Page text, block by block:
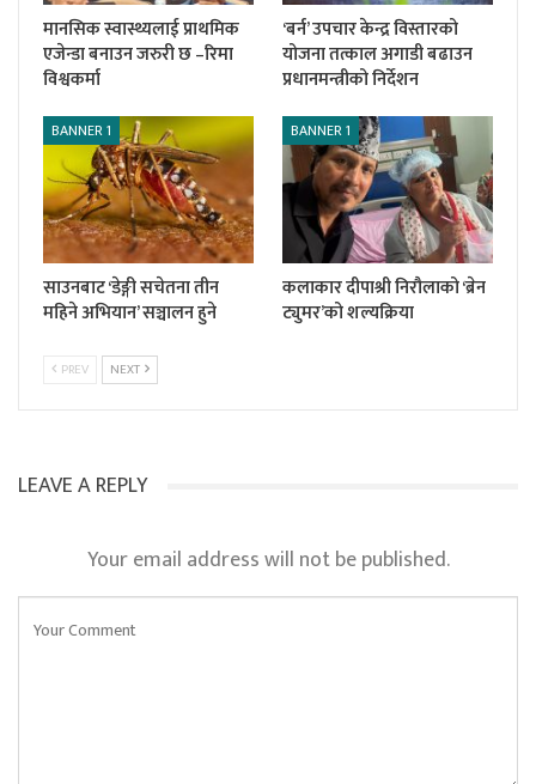
मानसिक स्वास्थ्यलाई प्राथमिक
एजेन्डा बनाउन जरुरी छ –रिमा
विश्वकर्मा
‘बर्न’ उपचार केन्द्र विस्तारको
योजना तत्काल अगाडी बढाउन
प्रधानमन्त्रीको निर्देशन
BANNER 1
साउनबाट ‘डेङ्गी सचेतना तीन
महिने अभियान’ सञ्चालन हुने
BANNER 1
कलाकार दीपाश्री निरौलाको ‘ब्रेन
ट्युमर’को शल्यक्रिया
PREV NEXT
LEAVE A REPLY
Your email address will not be published.